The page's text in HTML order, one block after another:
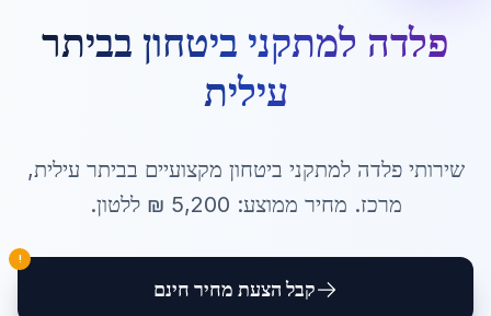
פלדה למתקני ביטחון בביתר
עילית
שירותיפלדה למתקני ביטחון מקצועיים בביתר עילית,
מרכז. מחיר ממוצע: 5,200 ₪ ללטון.
קבל הצעת מחיר חינם
!